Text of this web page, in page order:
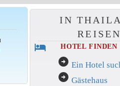
IN
REISEN
hotel HOTEL FINDEN
arrow_circle_right Ein Hotel
arrow_circle_right Gästehaus